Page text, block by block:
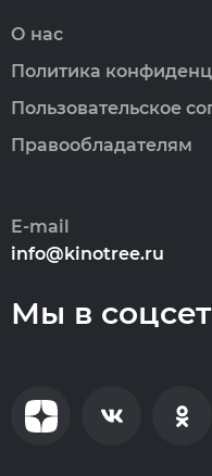
О нас
Политика
Пользовательское
Правообладателям
E-mail
info@kinotree.ru
Мы в